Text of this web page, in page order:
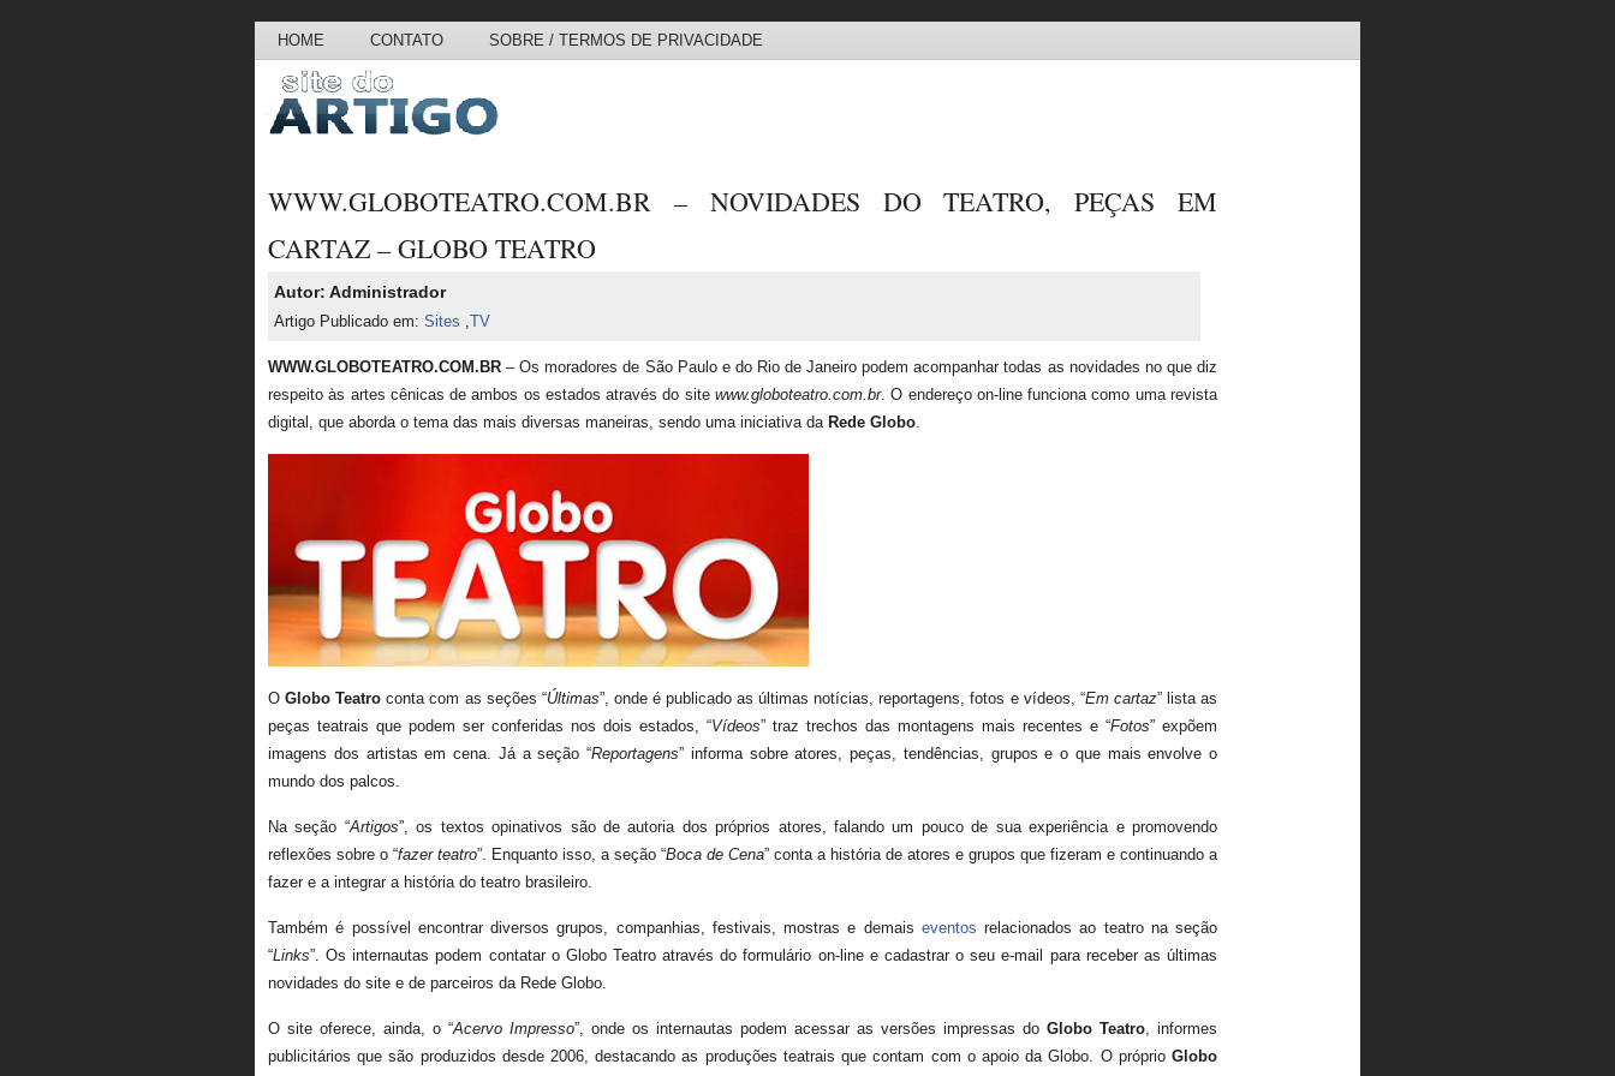
HOME CONTATO SOBRE / TERMOS DE PRIVACIDADE
WWW.GLOBOTEATRO.COM.BR – NOVIDADES DO TEATRO, PEÇAS EM
CARTAZ – GLOBO TEATRO
Autor: Administrador
Artigo Publicado em: Sites ,TV
WWW.GLOBOTEATRO.COM.BR – Os moradores de São Paulo e do Rio de Janeiro podem acompanhar todas as novidades no que diz
respeito às artes cênicas de ambos os estados através do sitewww.globoteatro.com.br. O endereço on-line funciona como uma revista
digital, que aborda o tema das mais diversas maneiras, sendo uma iniciativa da Rede Globo.
OGlobo Teatro conta com as seções “Últimas”, onde é publicado as últimas notícias, reportagens, fotos e vídeos, “Em cartaz” lista as
peças teatrais que podem ser conferidas nos dois estados, “Vídeos” traz trechos das montagens mais recentes e “Fotos” expõem
imagens dos artistas em cena. Já a seção “Reportagens” informa sobre atores, peças, tendências, grupos e o que mais envolve o
mundo dos palcos.
Na seção “Artigos”, os textos opinativos são de autoria dos próprios atores, falando um pouco de sua experiência e promovendo
reflexões sobre o “fazer teatro”. Enquanto isso, a seção “Boca de Cena” conta a história de atores e grupos que fizeram e continuando a
fazer e a integrar a história do teatro brasileiro.
Também é possível encontrar diversos grupos, companhias, festivais, mostras e demais eventos relacionados ao teatro na seção
“Links”. Os internautas podem contatar o Globo Teatro através do formulário on-line e cadastrar o seu e-mail para receber as últimas
novidades do site e de parceiros da Rede Globo.
O site oferece, ainda, o “Acervo Impresso”, onde os internautas podem acessar as versões impressas do Globo Teatro, informes
publicitários que são produzidos desde 2006, destacando as produções teatrais que contam com o apoio da Globo. O próprio Globo